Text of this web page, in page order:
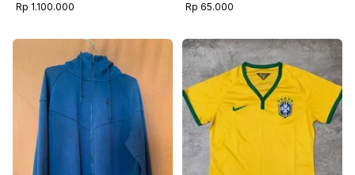
Rp 1.100.000
Rp 65.000